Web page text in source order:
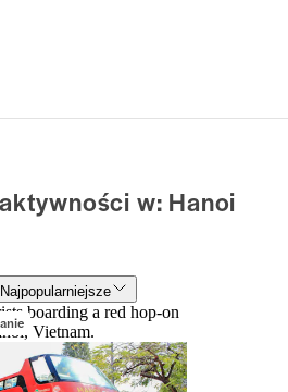
w: Hanoi
boarding a red hop-on
Vietnam.